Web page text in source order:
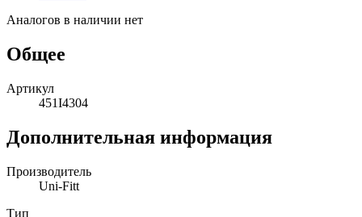
Аналогов в наличии нет
Общее
Артикул
451I4304
Дополнительная информация
Производитель
Uni-Fitt
Тип